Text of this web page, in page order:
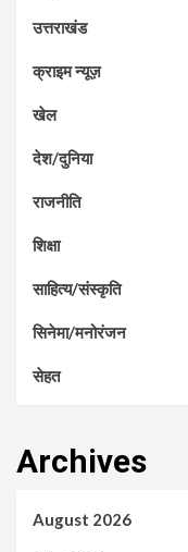
उत्तराखंड
क्राइम न्यूज़
खेल
देश/दुनिया
राजनीति
शिक्षा
साहित्य/संस्कृति
सिनेमा/मनोरंजन
सेहत
Archives
August 2026